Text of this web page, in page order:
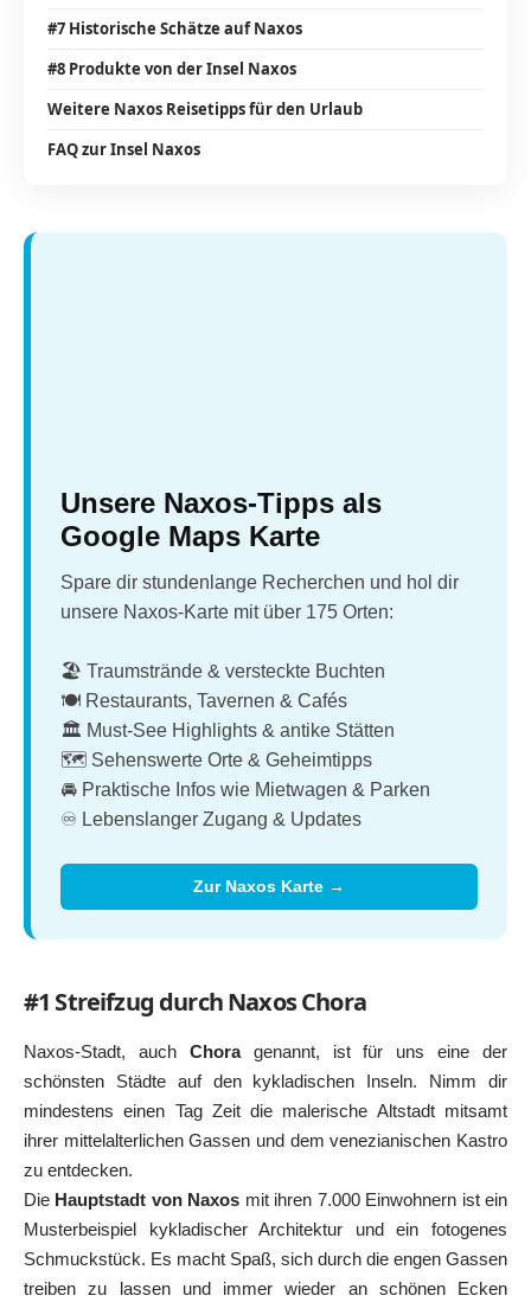
#7 Historische Schätze auf Naxos
#8 Produkte von der Insel Naxos
Weitere Naxos Reisetipps für den Urlaub
FAQ zur Insel Naxos
Unsere Naxos-Tipps als
Google Maps Karte
Spare dir stundenlange Recherchen und hol dir
unsere Naxos-Karte mit über 175 Orten:
🏖️ Traumstrände & versteckte Buchten
🍽️ Restaurants, Tavernen & Cafés
🏛️ Must-See Highlights & antike Stätten
🗺️ Sehenswerte Orte & Geheimtipps
🚘 Praktische Infos wie Mietwagen & Parken
♾️ Lebenslanger Zugang & Updates
Zur Naxos Karte →
#1 Streifzug durch Naxos Chora
Naxos-Stadt, auch Choragenannt, ist für uns eine der
schönsten Städte auf den kykladischen Inseln. Nimm dir
mindestens einen Tag Zeit die malerische Altstadt mitsamt
ihrer mittelalterlichen Gassen und dem venezianischen Kastro
zu entdecken.
Die Hauptstadt von Naxos mit ihren 7.000 Einwohnern ist ein
Musterbeispiel kykladischer Architektur und ein fotogenes
Schmuckstück. Es macht Spaß, sich durch die engen Gassen
treiben zu lassen und immer wieder an schönen Ecken